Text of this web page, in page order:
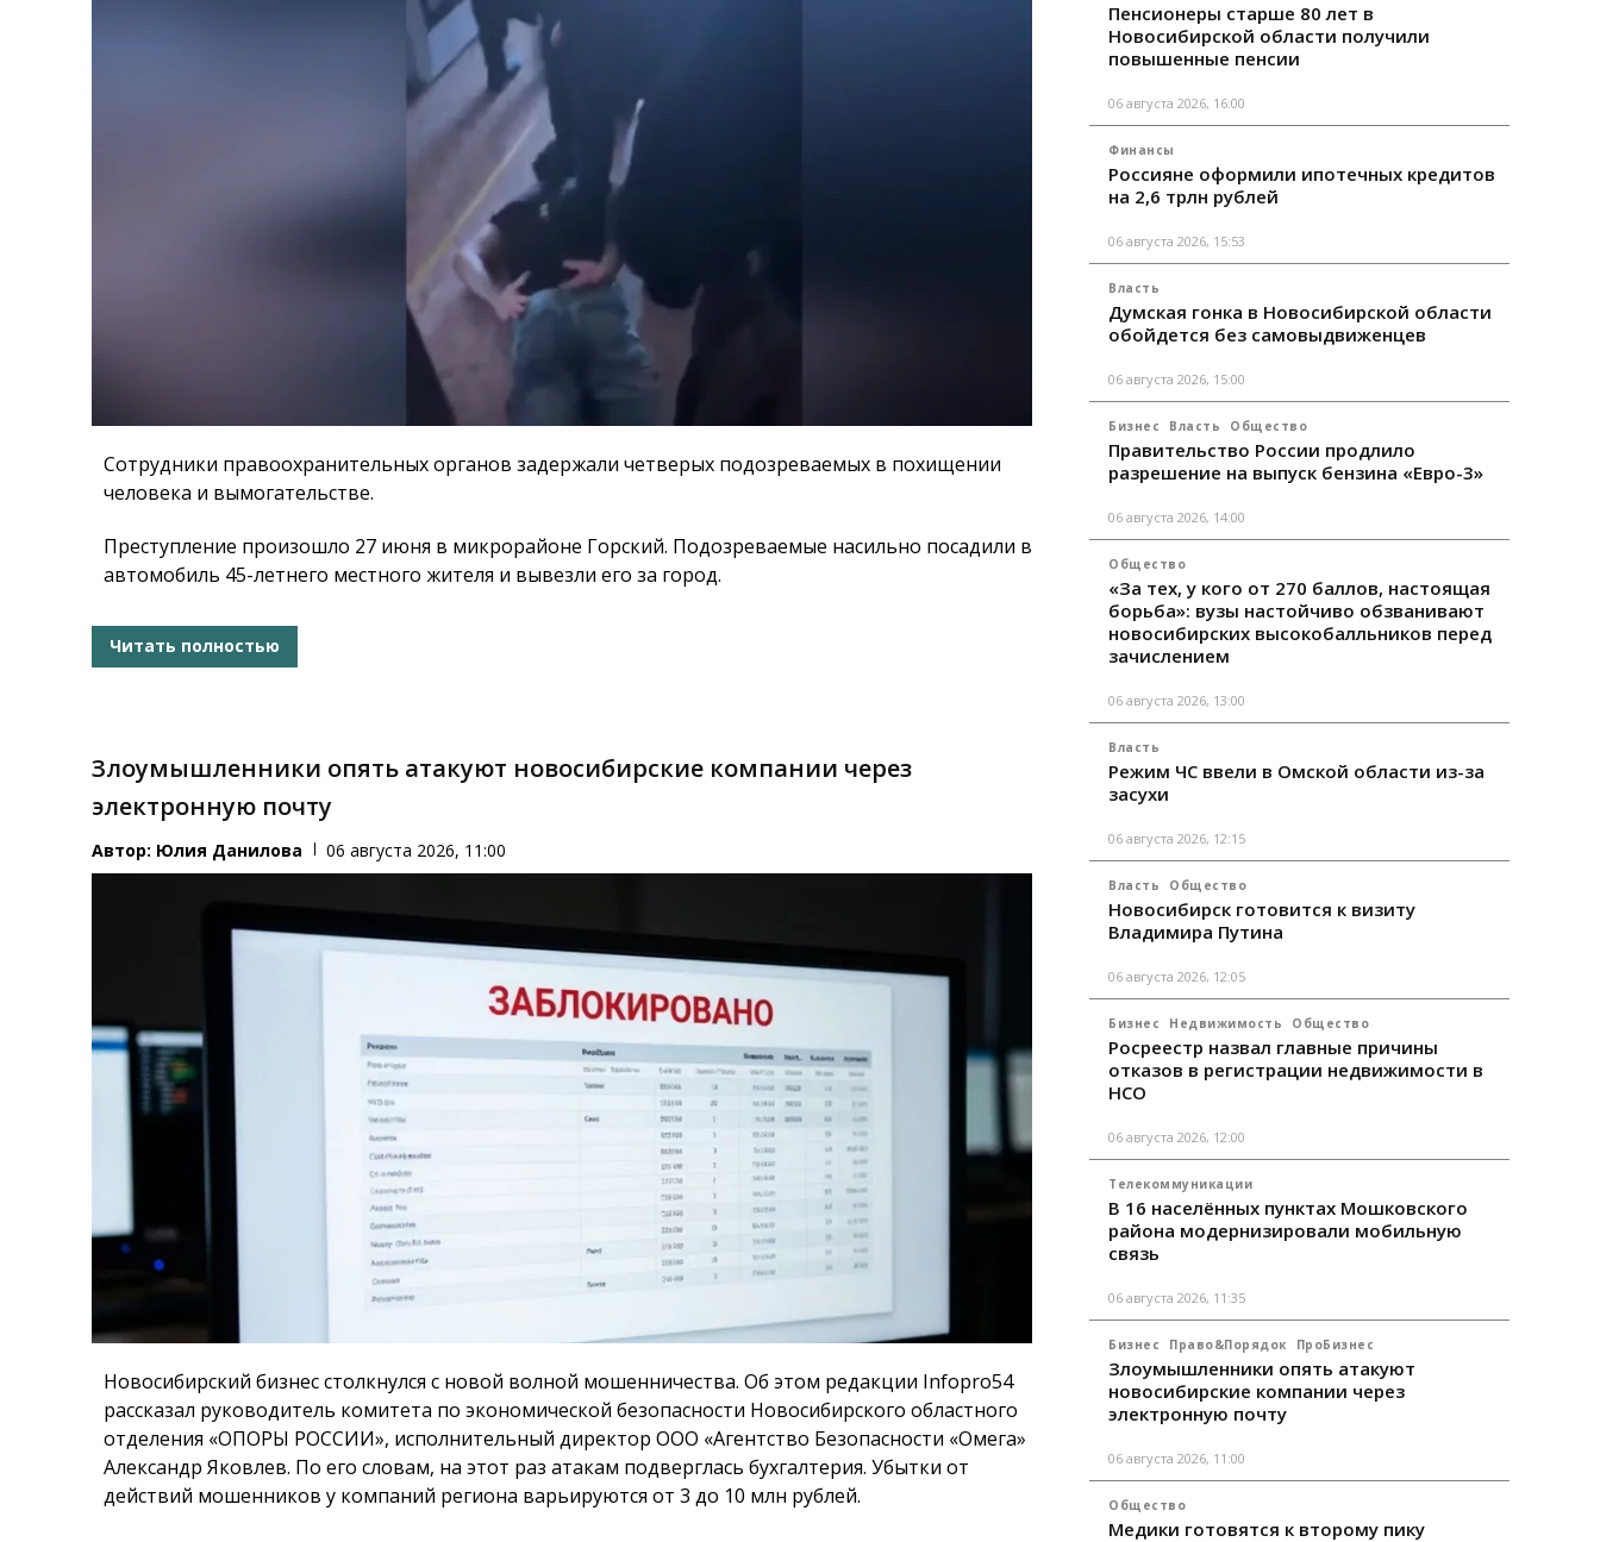
Сотрудники правоохранительных органов задержали четверых подозреваемых в похищении
человека и вымогательстве.
Преступление произошло 27 июня в микрорайоне Горский. Подозреваемые насильно посадили в
автомобиль 45-летнего местного жителя и вывезли его за город.
Читать полностью
Злоумышленники опять атакуют новосибирские компании через
электронную почту
Автор: Юлия Данилова 06 августа 2026, 11:00
Новосибирский бизнес столкнулся с новой волной мошенничества. Об этом редакции Infopro54
рассказал руководитель комитета по экономической безопасности Новосибирского областного
отделения «ОПОРЫ РОССИИ», исполнительный директор ООО «Агентство Безопасности «Омега»
Александр Яковлев. По его словам, на этот раз атакам подверглась бухгалтерия. Убытки от
действий мошенников у компаний региона варьируются от 3 до 10 млн рублей.
Пенсионеры старше 80 лет в
Новосибирской области получили
повышенные пенсии
06 августа 2026, 16:00
Финансы
Россияне оформили ипотечных кредитов
на 2,6 трлн рублей
06 августа 2026, 15:53
Власть
Думская гонка в Новосибирской области
обойдется без самовыдвиженцев
06 августа 2026, 15:00
Бизнес Власть Общество
Правительство России продлило
разрешение на выпуск бензина «Евро-3»
06 августа 2026, 14:00
Общество
«За тех, у кого от 270 баллов, настоящая
борьба»: вузы настойчиво обзванивают
новосибирских высокобалльников перед
зачислением
06 августа 2026, 13:00
Власть
Режим ЧС ввели в Омской области из-за
засухи
06 августа 2026, 12:15
Власть Общество
Новосибирск готовится к визиту
Владимира Путина
06 августа 2026, 12:05
Бизнес Недвижимость Общество
Росреестр назвал главные причины
отказов в регистрации недвижимости в
НСО
06 августа 2026, 12:00
Телекоммуникации
В 16 населённых пунктах Мошковского
района модернизировали мобильную
связь
06 августа 2026, 11:35
Бизнес Право&Порядок ПроБизнес
Злоумышленники опять атакуют
новосибирские компании через
электронную почту
06 августа 2026, 11:00
Общество
Медики готовятся к второму пику